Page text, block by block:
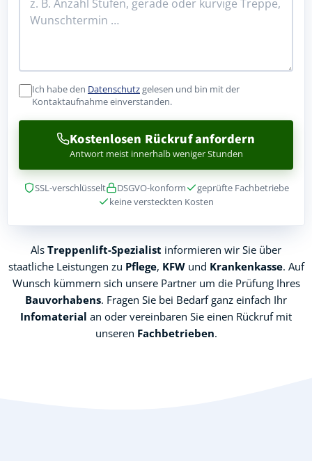
Ich habe den Datenschutzgelesen und bin mit der
Kontaktaufnahme einverstanden.
Kostenlosen Rückruf anfordern
Antwort meist innerhalb weniger Stunden
SSL-verschlüsselt DSGVO-konform
geprüfte Fachbetriebe
keine versteckten Kosten
Als Treppenlift-Spezialist informieren wir Sie über
staatliche Leistungen zu Pflege, KFWund Krankenkasse. Auf
Wunsch kümmern sich unsere Partner um die Prüfung Ihres
Bauvorhabens. Fragen Sie bei Bedarf ganz einfach Ihr
Infomaterial an oder vereinbaren Sie einen Rückruf mit
unseren Fachbetrieben.